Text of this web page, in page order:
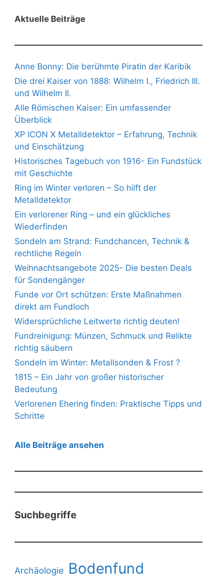
Aktuelle Beiträge
Anne Bonny: Die berühmte Piratin der Karibik
Die drei Kaiser von 1888: Wilhelm I., Friedrich III.
und Wilhelm II.
Alle Römischen Kaiser: Ein umfassender
Überblick
XP ICON X Metalldetektor – Erfahrung, Technik
und Einschätzung
Historisches Tagebuch von 1916- Ein Fundstück
mit Geschichte
Ring im Winter verloren – So hilft der
Metalldetektor
Ein verlorener Ring – und ein glückliches
Wiederfinden
Sondeln am Strand: Fundchancen, Technik &
rechtliche Regeln
Weihnachtsangebote 2025- Die besten Deals
für Sondengänger
Funde vor Ort schützen: Erste Maßnahmen
direkt am Fundloch
Widersprüchliche Leitwerte richtig deuten!
Fundreinigung: Münzen, Schmuck und Relikte
richtig säubern
Sondeln im Winter: Metallsonden & Frost ?
1815 – Ein Jahr von großer historischer
Bedeutung
Verlorenen Ehering finden: Praktische Tipps und
Schritte
Alle Beiträge ansehen
Suchbegriffe
Archäologie Bodenfund